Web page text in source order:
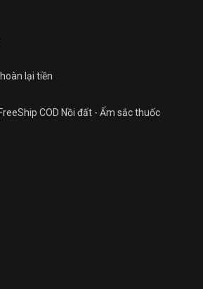
lại tiền
COD Nồi đất - Ấm sắc thuốc